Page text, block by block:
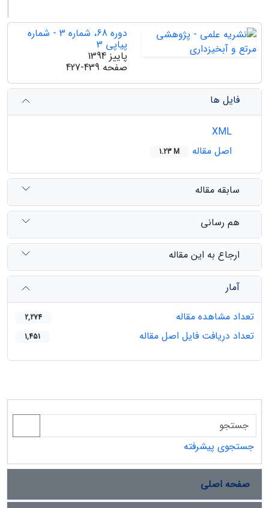
دوره 68، شماره 3 - شماره
پیاپی 3
پاییز 1394
صفحه 427-439
فایل ها
اصل مقاله
1.23 M
سابقه مقاله
هم رسانی
ارجاع به این مقاله
آمار
تعداد مشاهده مقاله
2,274
تعداد دریافت فایل اصل مقاله 1,451
جستجوی پیشرفته
صفحه اصلی